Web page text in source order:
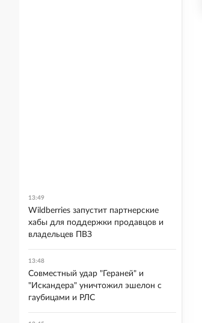
13:49
Wildberries запустит партнерские
хабы для поддержки продавцов и
владельцев ПВЗ
13:48
Совместный удар "Гераней" и
"Искандера" уничтожил эшелон с
гаубицами и РЛС